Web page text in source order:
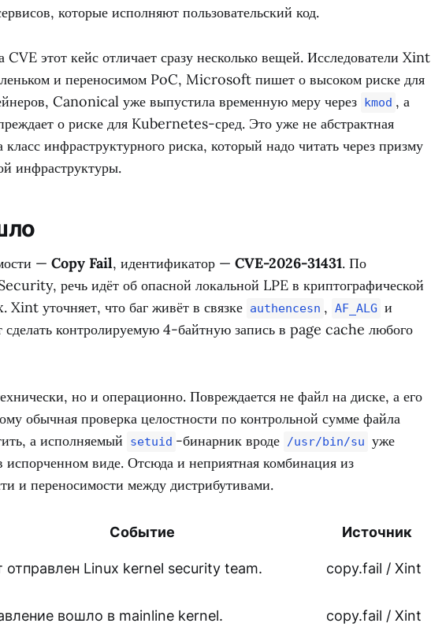
которые исполняют пользовательский код.
CVE этот кейс отличает сразу несколько вещей. Исследователи Xint
и переносимом PoC, Microsoft пишет о высоком риске для
Canonical уже выпустила временную меру через kmod , а
о риске для Kubernetes-сред. Это уже не абстрактная
класс инфраструктурного риска, который надо читать через призму
инфраструктуры.
— Copy Fail, идентификатор — CVE-2026-31431. По
речь идёт об опасной локальной LPE в криптографической
Xint уточняет, что баг живёт в связке authencesn , AF_ALG и
сделать контролируемую 4-байтную запись в page cache любого
но и операционно. Повреждается не файл на диске, а его
обычная проверка целостности по контрольной сумме файла
а исполняемый
setuid -бинарник вроде /usr/bin/su уже
испорченном виде. Отсюда и неприятная комбинация из
и переносимости между дистрибутивами.
Событие
Источник
отправлен Linux kernel security team. copy.fail / Xint
вошло в mainline kernel. copy.fail / Xint